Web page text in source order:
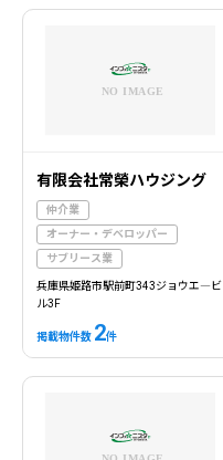
有限会社常榮ハウジング
仲介業
オーナー・デベロッパー
サブリース業
兵庫県姫路市駅前町343ジョウエ―ビ
ル3F
掲載物件数 2件